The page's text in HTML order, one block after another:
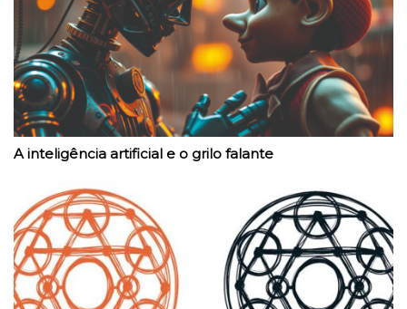
A inteligência artificial e o grilo falante